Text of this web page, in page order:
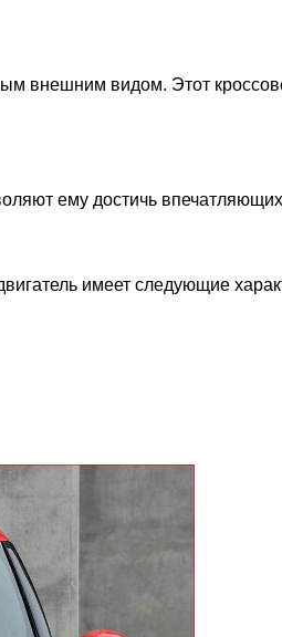
внешним видом. Этот
ему достичь
имеет следующие